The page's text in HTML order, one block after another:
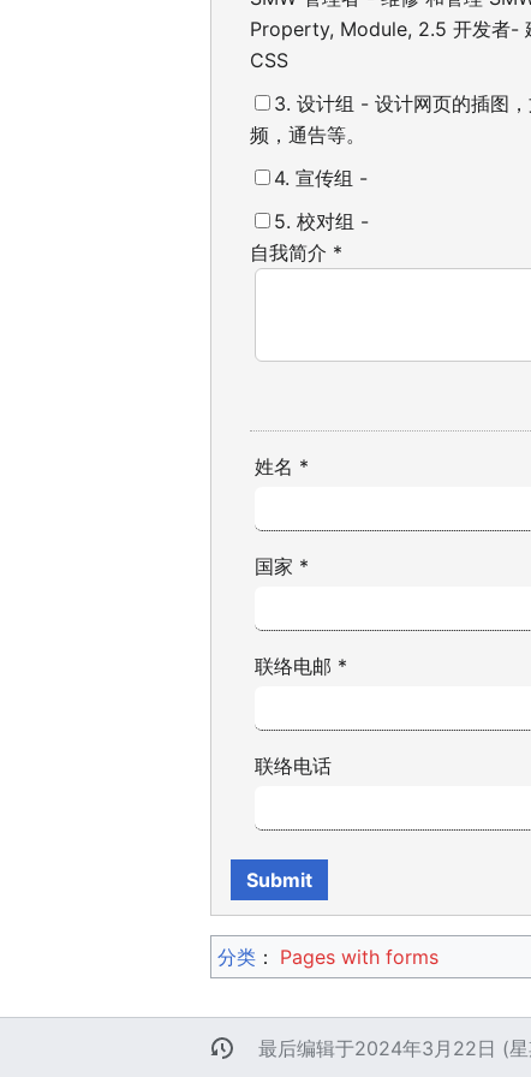
Property, Module, 2.5 开发者-
CSS
3. 设计组 - 设计网页的插图
频，通告等。
4. 宣传组 -
5. 校对组 -
自我简介 *
姓名 *
国家 *
联络电邮 *
联络电话
分类 ：​ Pages with forms
最后编辑于2024年3月22日 (